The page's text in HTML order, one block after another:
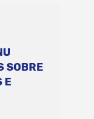
SOBRE
E